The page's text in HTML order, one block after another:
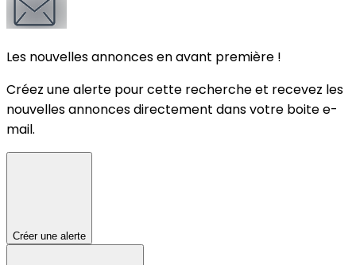
Les nouvelles annonces en avant première !
Créez une alerte pour cette recherche et recevez les
nouvelles annonces directement dans votre boite e-
mail.
Créer une alerte